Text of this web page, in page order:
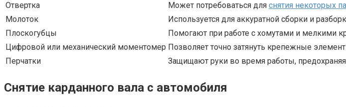
Отвертка
Может потребоваться для снятия некоторых
Молоток
Используется для аккуратной сборки и
Плоскогубцы
Помогают при работе с хомутами и мелкими
Цифровой или механический моментомер Позволяет точно затянуть крепежные
Перчатки
Защищают руки во время работы,
Снятие карданного вала с автомобиля